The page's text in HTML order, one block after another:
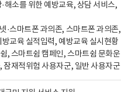
해소를 위한 예방교육, 상담 서비스,
·스마트폰 과의존, 스마트폰 과의존,
교육 실적입력, 예방교육 실시현황
, 스마트쉼 캠페인, 스마트쉼 문화운
재적위험 사용자군, 일반 사용자군